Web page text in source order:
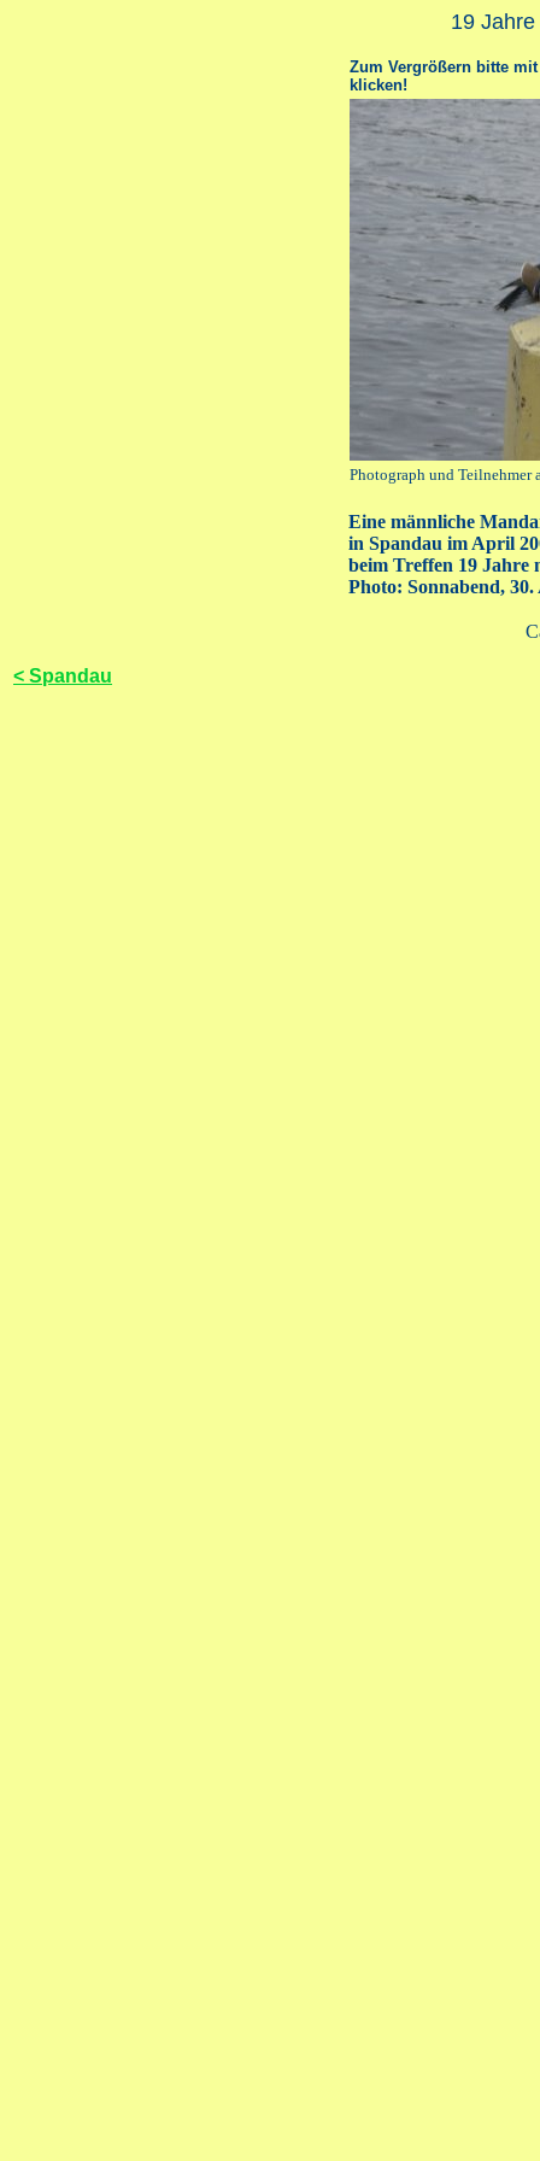
19
Zum Vergrößern bitte
klicken!
Photograph und Teilnehmer
Eine männliche
in Spandau im April
beim Treffen 19 Jahre
Photo: Sonnabend,
< Spandau